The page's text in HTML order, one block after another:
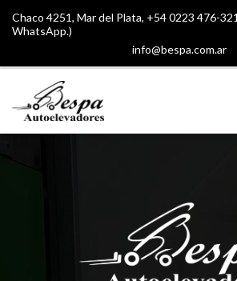
Chaco 4251, Mar del Plata, +54 0223 476-
WhatsApp.)
info@bespa.com.ar